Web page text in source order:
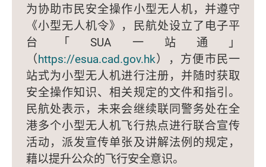
为协助市民安全操作小型无人机，并遵守
《小型无人机令》，民航处设立了电子平
台「SUA一站通」
（https://esua.cad.gov.hk），方便市民一
站式为小型无人机进行注册，并随时获取
安全操作知识、相关规定的文件和指引。
民航处表示，未来会继续联同警务处在全
港多个小型无人机飞行热点进行联合宣传
活动，派发宣传单张及讲解法例的规定，
藉以提升公众的飞行安全意识。